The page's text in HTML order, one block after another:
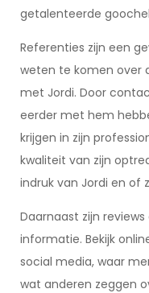
getalenteerde
Referenties zijn een
weten te komen over
met Jordi. Door
eerder met hem
krijgen in zijn
kwaliteit van zijn
indruk van Jordi en of
Daarnaast zijn
informatie. Bekijk
social media, waar
wat anderen zeggen